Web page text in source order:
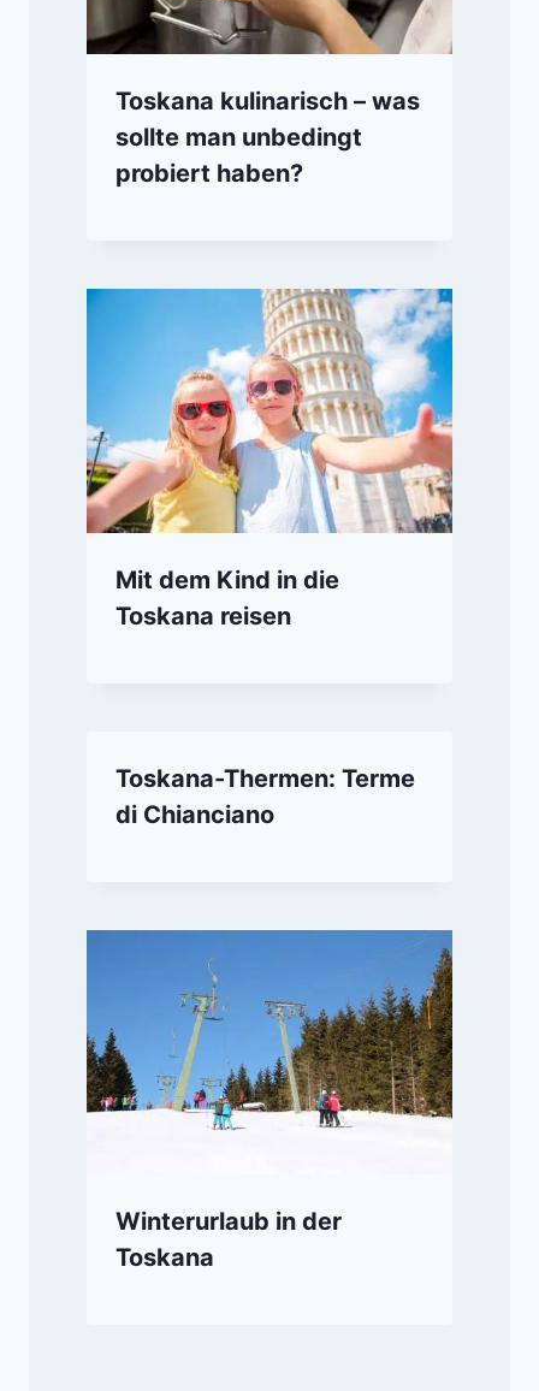
Toskana kulinarisch – was
sollte man unbedingt
probiert haben?
Mit dem Kind in die
Toskana reisen
Toskana-Thermen: Terme
di Chianciano
Winterurlaub in der
Toskana